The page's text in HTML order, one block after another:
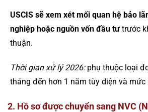
USCIS sẽ xem xét mối quan hệ bảo
nghiệp hoặc nguồn vốn đầu tưtrước
thuận.
Thời gian xử lý 2026:phụ thuộc loại
tháng đến hơn 1 năm tùy diện và mức
2. Hồ sơ được chuyển sang NVC